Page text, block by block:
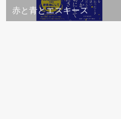
赤と青とエスキース